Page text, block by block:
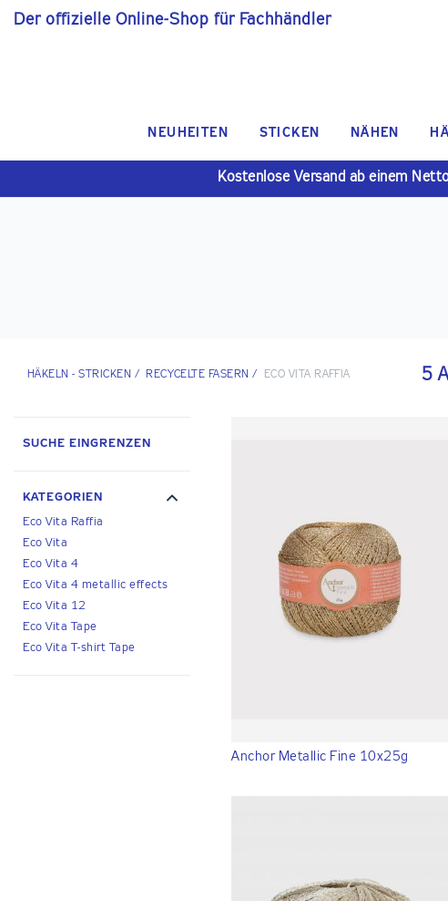
Der offizielle Online-Shop für Fachhändler
NEUHEITEN STICKEN NÄHEN
Kostenlose Versand ab einem
HÄKELN - STRICKEN /RECYCELTE FASERN / ECO VITA RAFFIA 5
SUCHE EINGRENZEN
KATEGORIEN
Eco Vita Raffia
Eco Vita
Eco Vita 4
Eco Vita 4 metallic effects
Eco Vita 12
Eco Vita Tape
Eco Vita T-shirt Tape
Anchor Metallic Fine 10x25g